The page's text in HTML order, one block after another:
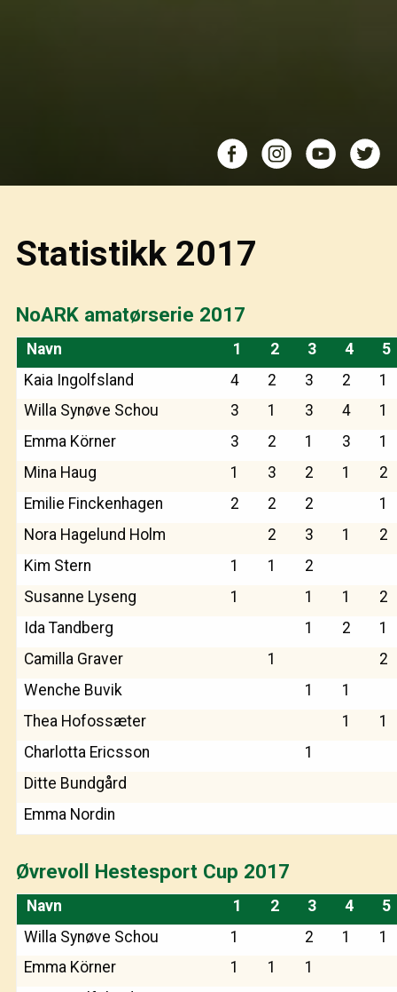
Statistikk 2017
NoARK amatørserie 2017
Navn 1 2 3 4
5
Kaia Ingolfsland
4 2 3 2
1
Willa Synøve Schou
3 1 3 4
1
Emma Körner
3 2 1 3
1
Mina Haug
1 3 2 1
2
Emilie Finckenhagen
2 2 2
1
Nora Hagelund Holm
2 3 1
2
Kim Stern
1 1
2
Susanne Lyseng
1 1 1
2
Ida Tandberg
1 2
1
Camilla Graver
1
2
Wenche Buvik
1
1
Thea Hofossæter
1
1
Charlotta Ericsson
1
Ditte Bundgård
Emma Nordin
Øvrevoll Hestesport Cup 2017
Navn 1 2 3 4
5
Willa Synøve Schou
1 2 1
1
Emma Körner
1 1
1